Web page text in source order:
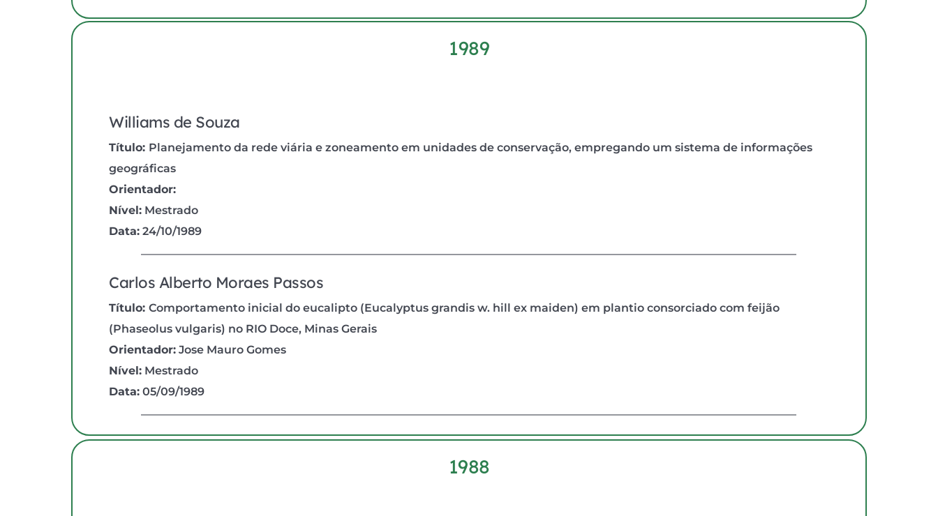
1989
Williams de Souza
Título: Planejamento da rede viária e zoneamento em unidades de conservação, empregando um sistema de informações
geográficas
Orientador:
Nível: Mestrado
Data: 24/10/1989
Carlos Alberto Moraes Passos
Título: Comportamento inicial do eucalipto (Eucalyptus grandis w. hill ex maiden) em plantio consorciado com feijão
(Phaseolus vulgaris) no RIO Doce, Minas Gerais
Orientador: Jose Mauro Gomes
Nível: Mestrado
Data: 05/09/1989
1988